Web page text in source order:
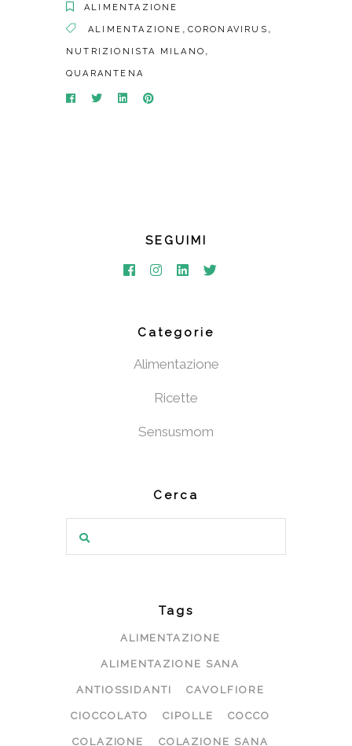
ALIMENTAZIONE
ALIMENTAZIONE , CORONAVIRUS ,
NUTRIZIONISTA MILANO ,
QUARANTENA
SEGUIMI
Categorie
Alimentazione
Ricette
Sensusmom
Cerca
Tags
ALIMENTAZIONE
ALIMENTAZIONE SANA
ANTIOSSIDANTI CAVOLFIORE
CIOCCOLATO CIPOLLE COCCO
COLAZIONE COLAZIONE SANA